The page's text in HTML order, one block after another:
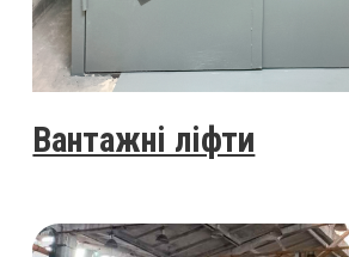
Вантажні ліфти